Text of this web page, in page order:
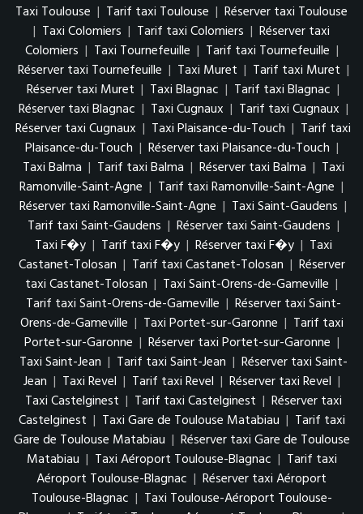
Taxi Toulouse | Tarif taxi Toulouse | Réserver taxi Toulouse
| Taxi Colomiers | Tarif taxi Colomiers | Réserver taxi
Colomiers | Taxi Tournefeuille | Tarif taxi Tournefeuille |
Réserver taxi Tournefeuille | Taxi Muret | Tarif taxi Muret |
Réserver taxi Muret | Taxi Blagnac | Tarif taxi Blagnac |
Réserver taxi Blagnac | Taxi Cugnaux | Tarif taxi Cugnaux |
Réserver taxi Cugnaux | Taxi Plaisance-du-Touch | Tarif taxi
Plaisance-du-Touch | Réserver taxi Plaisance-du-Touch |
Taxi Balma | Tarif taxi Balma | Réserver taxi Balma | Taxi
Ramonville-Saint-Agne | Tarif taxi Ramonville-Saint-Agne |
Réserver taxi Ramonville-Saint-Agne | Taxi Saint-Gaudens |
Tarif taxi Saint-Gaudens | Réserver taxi Saint-Gaudens |
Taxi F�y | Tarif taxi F�y | Réserver taxi F�y | Taxi
Castanet-Tolosan | Tarif taxi Castanet-Tolosan | Réserver
taxi Castanet-Tolosan | Taxi Saint-Orens-de-Gameville |
Tarif taxi Saint-Orens-de-Gameville | Réserver taxi Saint-
Orens-de-Gameville | Taxi Portet-sur-Garonne | Tarif taxi
Portet-sur-Garonne | Réserver taxi Portet-sur-Garonne |
Taxi Saint-Jean | Tarif taxi Saint-Jean | Réserver taxi Saint-
Jean | Taxi Revel | Tarif taxi Revel | Réserver taxi Revel |
Taxi Castelginest | Tarif taxi Castelginest | Réserver taxi
Castelginest | Taxi Gare de Toulouse Matabiau | Tarif taxi
Gare de Toulouse Matabiau | Réserver taxi Gare de Toulouse
Matabiau | Taxi Aéroport Toulouse-Blagnac | Tarif taxi
Aéroport Toulouse-Blagnac | Réserver taxi Aéroport
Toulouse-Blagnac | Taxi Toulouse-Aéroport Toulouse-